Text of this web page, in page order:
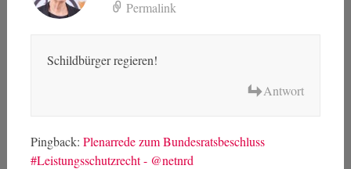
Permalink
Schildbürger regieren!
Antwort
Pingback: Plenarrede zum Bundesratsbeschluss
#Leistungsschutzrecht - @netnrd